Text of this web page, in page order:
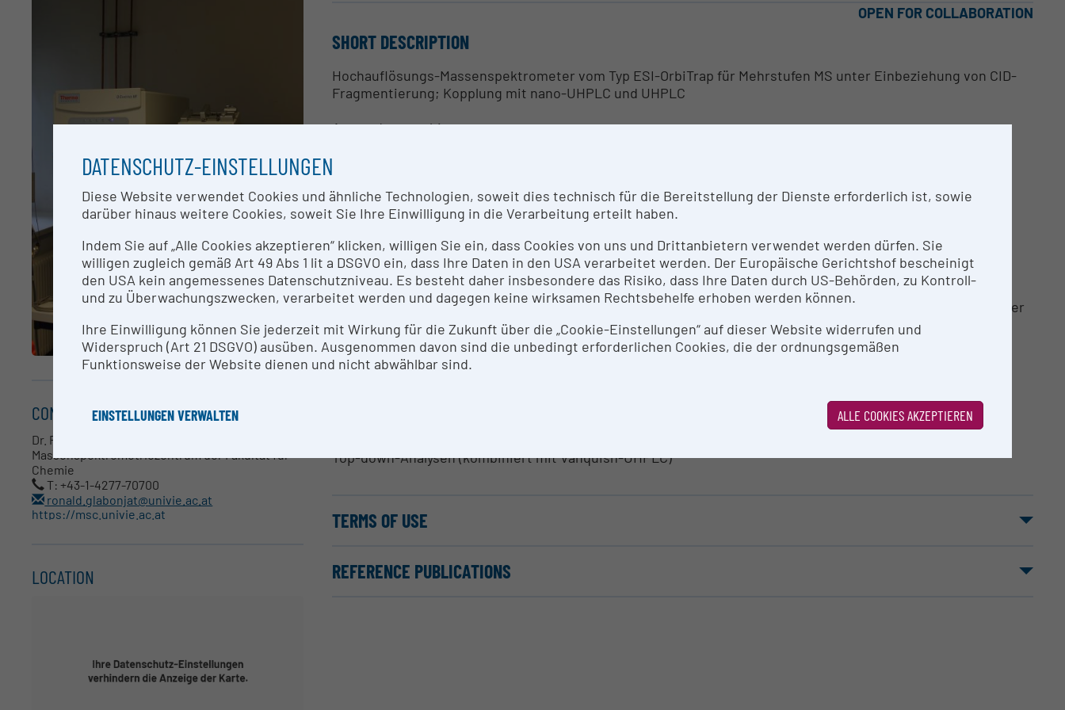
OPEN FOR COLLABORATION
SHORT DESCRIPTION
Hochauflösungs-Massenspektrometer vom Typ ESI-OrbiTrap für Mehrstufen MS unter Einbeziehung von CID-
Fragmentierung; Kopplung mit nano-UHPLC und UHPLC
Anwendungsgebiete:
CONTACT PERSON
Dr. Ronald A. Glabonjat
RESEARCH SERVICES
Derzeit werden keine Research Services für diese Forschungsinfrastruktur angeboten. Bei Interesse an einer
Kooperation setzen Sie sich bitte mit Christopher Gerner ( christopher.gerner@univie.ac.at) in Verbindung.
METHODS & EXPERTISE FOR RESEARCH INFRASTRUCTURE
Top-down-Analysen (kombiniert mit Vanquish-UHPLC)
TERMS OF USE
REFERENCE PUBLICATIONS
CONTACT
Dr. Ronald A. Glabonjat
Massenspektrometriezentrum der Fakultät für
Chemie
T: +43-1-4277-70700
ronald.glabonjat@univie.ac.at
https://msc.univie.ac.at
LOCATION
DATENSCHUTZ-EINSTELLUNGEN
Diese Website verwendet Cookies und ähnliche Technologien, soweit dies technisch für die Bereitstellung der Dienste erforderlich ist, sowie
darüber hinaus weitere Cookies, soweit Sie Ihre Einwilligung in die Verarbeitung erteilt haben.
Indem Sie auf „Alle Cookies akzeptieren“ klicken, willigen Sie ein, dass Cookies von uns und Drittanbietern verwendet werden dürfen. Sie
willigen zugleich gemäß Art 49 Abs 1 lit a DSGVO ein, dass Ihre Daten in den USA verarbeitet werden. Der Europäische Gerichtshof bescheinigt
den USA kein angemessenes Datenschutzniveau. Es besteht daher insbesondere das Risiko, dass Ihre Daten durch US-Behörden, zu Kontroll-
und zu Überwachungszwecken, verarbeitet werden und dagegen keine wirksamen Rechtsbehelfe erhoben werden können.
Ihre Einwilligung können Sie jederzeit mit Wirkung für die Zukunft über die „Cookie-Einstellungen“ auf dieser Website widerrufen und
Widerspruch (Art 21 DSGVO) ausüben. Ausgenommen davon sind die unbedingt erforderlichen Cookies, die der ordnungsgemäßen
Funktionsweise der Website dienen und nicht abwählbar sind.
EINSTELLUNGEN VERWALTEN ALLE COOKIES AKZEPTIEREN